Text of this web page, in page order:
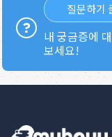
질문하기
내 궁금증에
보세요!